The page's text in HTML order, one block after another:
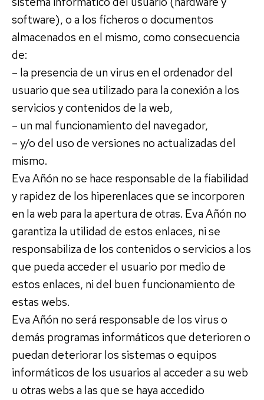
software), o a los ficheros o documentos
almacenados en el mismo, como consecuencia
de:
– la presencia de un virus en el ordenador del
usuario que sea utilizado para la conexión a los
servicios y contenidos de la web,
– un mal funcionamiento del navegador,
– y/o del uso de versiones no actualizadas del
mismo.
Eva Añón no se hace responsable de la fiabilidad
y rapidez de los hiperenlaces que se incorporen
en la web para la apertura de otras. Eva Añón no
garantiza la utilidad de estos enlaces, ni se
responsabiliza de los contenidos o servicios a los
que pueda acceder el usuario por medio de
estos enlaces, ni del buen funcionamiento de
estas webs.
Eva Añón no será responsable de los virus o
demás programas informáticos que deterioren o
puedan deteriorar los sistemas o equipos
informáticos de los usuarios al acceder a su web
u otras webs a las que se haya accedido